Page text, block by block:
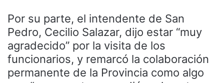
Por su parte, el intendente de San
Pedro, Cecilio Salazar, dijo estar “muy
agradecido” por la visita de los
funcionarios, y remarcó la colaboración
permanente de la Provincia como algo